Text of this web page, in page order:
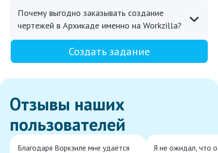
Почему выгодно заказывать создание
чертежей в Архикаде именно на Workzilla?
Создать задание
Отзывы наших
пользователей
Благодаря Воркзиле мне удаётся
Я не ожидал, что